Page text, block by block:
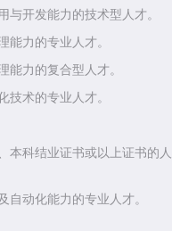
开发能力的技术型人才。
力的专业人才。
力的复合型人才。
术的专业人才。
科结业证书或以上证书的人
动化能力的专业人才。